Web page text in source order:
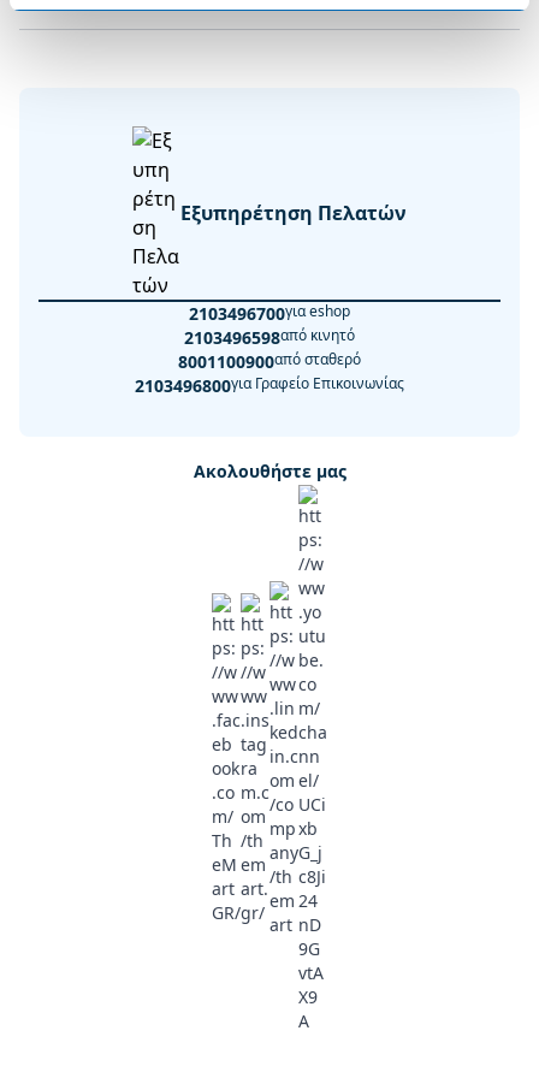
Εξυπηρέτηση Πελατών
2103496700για eshop
2103496598από κινητό
8001100900από σταθερό
2103496800για Γραφείο Επικοινωνίας
Ακολουθήστε μας